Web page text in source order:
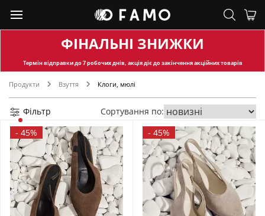
ФІНАЛЬНІ ЗНИЖКИ
Термін відправкидо 7 робочих днів, акція діє до закінчення акційних товарів
Продукти Взуття Клоги, мюлі
Фільтр
Сортування по:
- 45% - 45%